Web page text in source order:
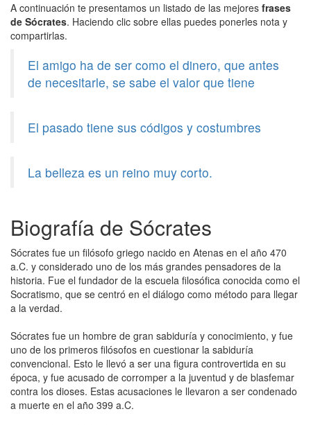
A continuación te presentamos un listado de las mejores frases
de Sócrates. Haciendo clic sobre ellas puedes ponerles nota y
compartirlas.
El amigo ha de ser como el dinero, que antes
de necesitarle, se sabe el valor que tiene
El pasado tiene sus códigos y costumbres
La belleza es un reino muy corto.
Biografía de Sócrates
Sócrates fue un filósofo griego nacido en Atenas en el año 470
a.C. y considerado uno de los más grandes pensadores de la
historia. Fue el fundador de la escuela filosófica conocida como el
Socratismo, que se centró en el diálogo como método para llegar
a la verdad.
Sócrates fue un hombre de gran sabiduría y conocimiento, y fue
uno de los primeros filósofos en cuestionar la sabiduría
convencional. Esto le llevó a ser una figura controvertida en su
época, y fue acusado de corromper a la juventud y de blasfemar
contra los dioses. Estas acusaciones le llevaron a ser condenado
a muerte en el año 399 a.C.